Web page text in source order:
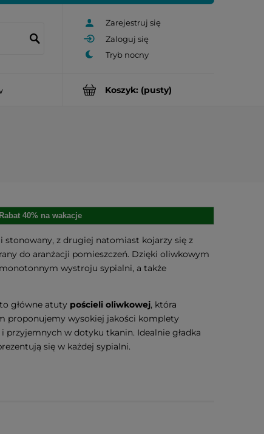
Zarejestruj się
Zaloguj się
Koszyk: (pusty)
40% na wakacje
z drugiej natomiast kojarzy się z
do aranżacji pomieszczeń. Dzięki oliwkowym
wystroju sypialni, a także
główne atuty pościeli oliwkowej, która
proponujemy wysokiej jakości komplety
przyjemnych w dotyku tkanin. Idealnie gładka
się w każdej sypialni.